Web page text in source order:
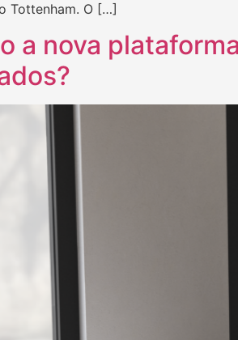
Tottenham. O […]
a nova